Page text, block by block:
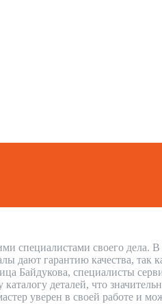
специалистами своего дела. В
дают гарантию качества, так
Байдукова, специалисты
деталей, что
уверен в своей работе и